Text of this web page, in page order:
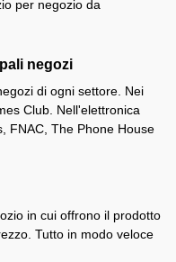
per negozio da
negozi
di ogni settore. Nei
Club. Nell'elettronica
FNAC, The Phone House
in cui offrono il prodotto
Tutto in modo veloce